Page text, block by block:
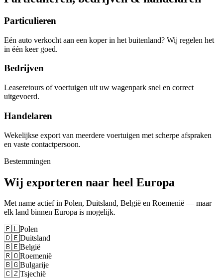
Particulieren
Eén auto verkocht aan een koper in het buitenland? Wij regelen het
in één keer goed.
Bedrijven
Leaseretours of voertuigen uit uw wagenpark snel en correct
uitgevoerd.
Handelaren
Wekelijkse export van meerdere voertuigen met scherpe afspraken
en vaste contactpersoon.
Bestemmingen
Wij exporteren naar heel Europa
Met name actief in Polen, Duitsland, België en Roemenië — maar
elk land binnen Europa is mogelijk.
🇵🇱Polen
🇩🇪Duitsland
🇧🇪België
🇷🇴Roemenië
🇧🇬Bulgarije
🇨🇿Tsjechië